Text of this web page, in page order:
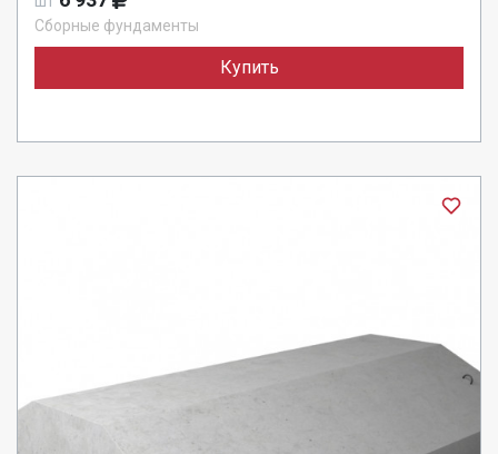
Сборные фундаменты
Купить